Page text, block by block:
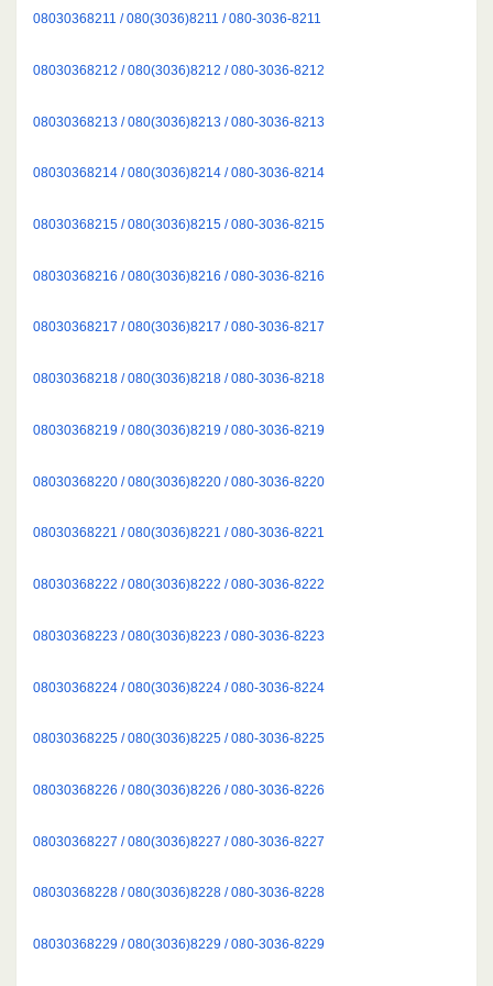
08030368211 / 080(3036)8211 / 080-3036-8211
08030368212 / 080(3036)8212 / 080-3036-8212
08030368213 / 080(3036)8213 / 080-3036-8213
08030368214 / 080(3036)8214 / 080-3036-8214
08030368215 / 080(3036)8215 / 080-3036-8215
08030368216 / 080(3036)8216 / 080-3036-8216
08030368217 / 080(3036)8217 / 080-3036-8217
08030368218 / 080(3036)8218 / 080-3036-8218
08030368219 / 080(3036)8219 / 080-3036-8219
08030368220 / 080(3036)8220 / 080-3036-8220
08030368221 / 080(3036)8221 / 080-3036-8221
08030368222 / 080(3036)8222 / 080-3036-8222
08030368223 / 080(3036)8223 / 080-3036-8223
08030368224 / 080(3036)8224 / 080-3036-8224
08030368225 / 080(3036)8225 / 080-3036-8225
08030368226 / 080(3036)8226 / 080-3036-8226
08030368227 / 080(3036)8227 / 080-3036-8227
08030368228 / 080(3036)8228 / 080-3036-8228
08030368229 / 080(3036)8229 / 080-3036-8229